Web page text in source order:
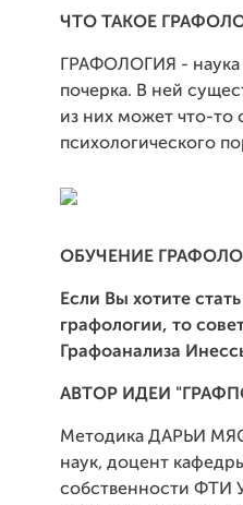
ЧТО ТАКОЕ
ГРАФОЛОГИЯ - наука
почерка. В ней
из них может что-то
психологического
ОБУЧЕНИЕ
Если Вы хотите
графологии, то
Графоанализа
АВТОР ИДЕИ
Методика ДАРЬИ
наук, доцент
собственности ФТИ